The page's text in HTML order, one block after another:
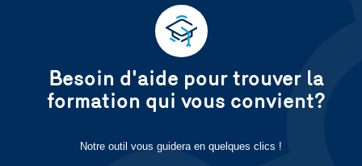
Besoin d'aide pour trouver la
formation qui vous convient?
Notre outil vous guidera en quelques clics !